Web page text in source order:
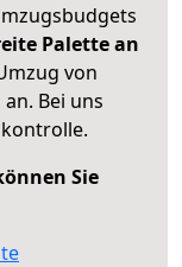
Palette an
von
Bei uns
Sie